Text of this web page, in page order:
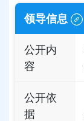
领导信息
公开内
容
公开依
据